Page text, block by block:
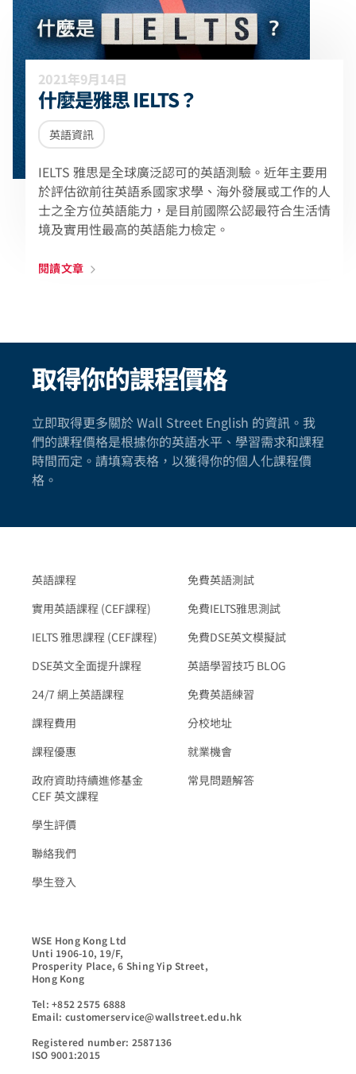
2021年9月14日
什麼是雅思 IELTS？
英語資訊
IELTS 雅思是全球廣泛認可的英語測驗。近年主要用
於評估欲前往英語系國家求學、海外發展或工作的人
士之全方位英語能力，是目前國際公認最符合生活情
境及實用性最高的英語能力檢定。
閱讀文章
取得你的課程價格
立即取得更多關於 Wall Street English 的資訊。我
們的課程價格是根據你的英語水平、學習需求和課程
時間而定。請填寫表格，以獲得你的個人化課程價
格。
英語課程
實用英語課程 (CEF課程)
IELTS 雅思課程 (CEF課程)
DSE英文全面提升課程
24/7 網上英語課程
課程費用
課程優惠
政府資助持續進修基金
CEF 英文課程
學生評價
聯絡我們
學生登入
免費英語測試
免費IELTS雅思測試
免費DSE英文模擬試
英語學習技巧 BLOG
免費英語練習
分校地址
就業機會
常見問題解答
WSE Hong Kong Ltd
Unti 1906-10, 19/F,
Prosperity Place, 6 Shing Yip Street,
Hong Kong
Tel: +852 2575 6888
Email: customerservice@wallstreet.edu.hk
Registered number: 2587136
ISO 9001:2015